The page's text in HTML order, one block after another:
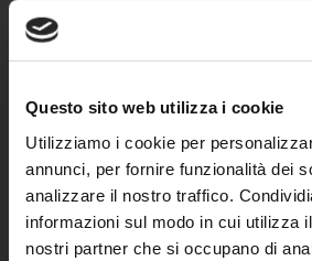
Questo sito web utilizza i cookie
Utilizziamo i cookie per
annunci, per fornire funzionalità dei
analizzare il nostro traffico.
informazioni sul modo in cui utilizza
nostri partner che si occupano di
Via Lavoratori Autobianchi, 1 –
22/F | 20832 | Desio (MB)
Fax 0362.1400333